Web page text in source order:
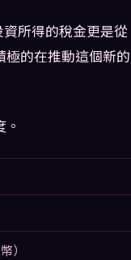
所得的稅金更是從
極的在推動這個新的
）